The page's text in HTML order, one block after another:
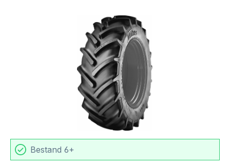
Bildergalerie überspringen
Bestand 6+